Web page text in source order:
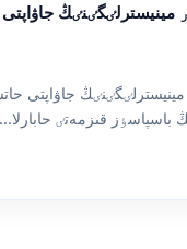
جاۋاپتى
باسپاسٶز قىزمەتٸ حابارلا...